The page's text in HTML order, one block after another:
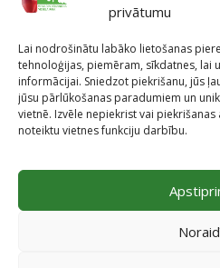
privātumu
Lai nodrošinātu labāko lietošanas
tehnoloģijas, piemēram, sīkdatnes, lai
informācijai. Sniedzot piekrišanu, jūs
jūsu pārlūkošanas paradumiem un
vietnē. Izvēle nepiekrist vai
noteiktu vietnes funkciju darbību.
©2026 Veselīgs rīdzinieks
informāciju, atsauce uz Rīgas
Pašvaldības portālu
pašvaldības Labklājības